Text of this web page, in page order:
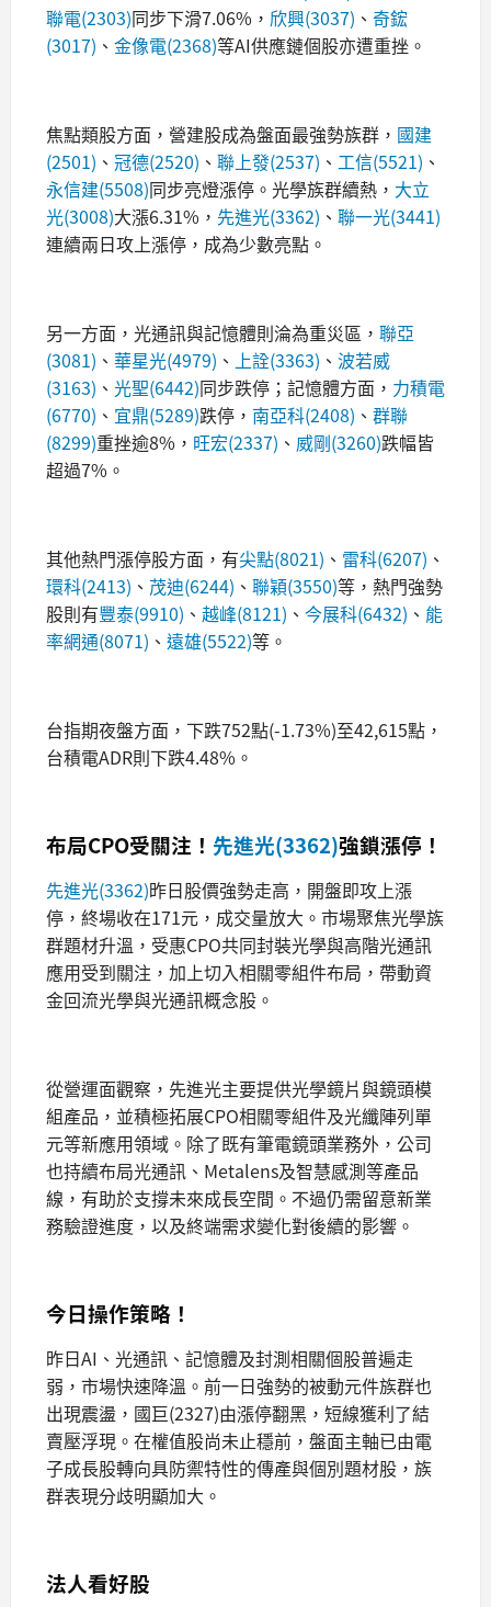
聯電(2303)同步下滑7.06%， 欣興(3037) 、 奇鋐
(3017) 、 金像電(2368)等AI供應鏈個股亦遭重挫。
焦點類股方面，營建股成為盤面最強勢族群， 國建
(2501) 、 冠德(2520) 、 聯上發(2537) 、 工信(5521) 、
永信建(5508)同步亮燈漲停。光學族群續熱， 大立
光(3008)大漲6.31%， 先進光(3362) 、 聯一光(3441)
連續兩日攻上漲停，成為少數亮點。
另一方面，光通訊與記憶體則淪為重災區， 聯亞
(3081) 、 華星光(4979) 、 上詮(3363) 、 波若威
(3163) 、 光聖(6442)同步跌停；記憶體方面， 力積電
(6770) 、 宜鼎(5289)跌停， 南亞科(2408) 、 群聯
(8299)重挫逾8%， 旺宏(2337) 、 威剛(3260)跌幅皆
超過7%。
其他熱門漲停股方面，有尖點(8021) 、 雷科(6207) 、
環科(2413) 、 茂迪(6244) 、 聯穎(3550)等，熱門強勢
股則有豐泰(9910) 、 越峰(8121) 、 今展科(6432) 、 能
率網通(8071) 、 遠雄(5522)等。
台指期夜盤方面，下跌752點(-1.73%)至42,615點，
台積電ADR則下跌4.48%。
布局CPO受關注！ 先進光(3362)強鎖漲停！
先進光(3362)昨日股價強勢走高，開盤即攻上漲
停，終場收在171元，成交量放大。市場聚焦光學族
群題材升溫，受惠CPO共同封裝光學與高階光通訊
應用受到關注，加上切入相關零組件布局，帶動資
金回流光學與光通訊概念股。
從營運面觀察，先進光主要提供光學鏡片與鏡頭模
組產品，並積極拓展CPO相關零組件及光纖陣列單
元等新應用領域。除了既有筆電鏡頭業務外，公司
也持續布局光通訊、Metalens及智慧感測等產品
線，有助於支撐未來成長空間。不過仍需留意新業
務驗證進度，以及終端需求變化對後續的影響。
今日操作策略！
昨日AI、光通訊、記憶體及封測相關個股普遍走
弱，市場快速降溫。前一日強勢的被動元件族群也
出現震盪，國巨(2327)由漲停翻黑，短線獲利了結
賣壓浮現。在權值股尚未止穩前，盤面主軸已由電
子成長股轉向具防禦特性的傳產與個別題材股，族
群表現分歧明顯加大。
法人看好股